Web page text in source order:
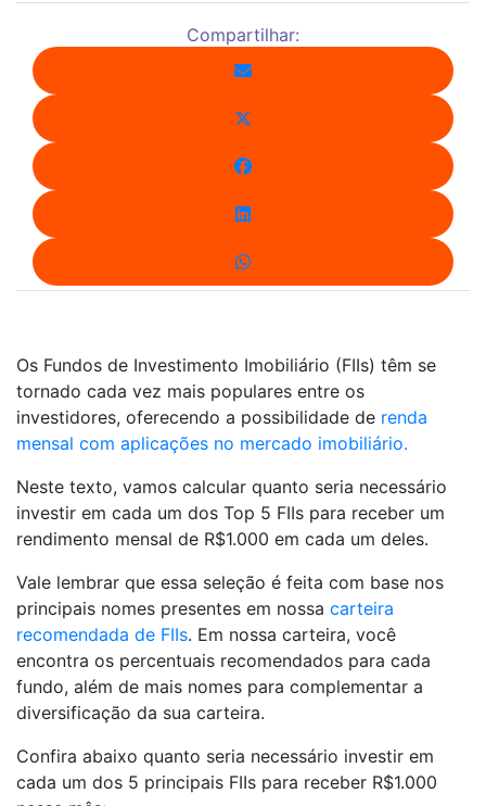
Compartilhar:
Os Fundos de Investimento Imobiliário (FIIs) têm se
tornado cada vez mais populares entre os
investidores, oferecendo a possibilidade de renda
mensal com aplicações no mercado imobiliário.
Neste texto, vamos calcular quanto seria necessário
investir em cada um dos Top 5 FIIs para receber um
rendimento mensal de R$1.000 em cada um deles.
Vale lembrar que essa seleção é feita com base nos
principais nomes presentes em nossa carteira
recomendada de FIIs. Em nossa carteira, você
encontra os percentuais recomendados para cada
fundo, além de mais nomes para complementar a
diversificação da sua carteira.
Confira abaixo quanto seria necessário investir em
cada um dos 5 principais FIIs para receber R$1.000